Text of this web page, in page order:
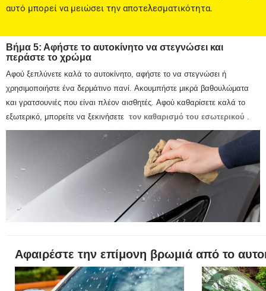
αυτό μπορεί να μειώσει την αποτελεσματικότητα.
Βήμα 5: Αφήστε το αυτοκίνητο να στεγνώσει και
περάστε το χρώμα
Αφού ξεπλύνετε καλά το αυτοκίνητο, αφήστε το να στεγνώσει ή
χρησιμοποιήστε ένα δερμάτινο πανί. Ακουμπήστε μικρά βαθουλώματα
και γρατσουνιές που είναι πλέον αισθητές. Αφού καθαρίσετε καλά το
εξωτερικό, μπορείτε να ξεκινήσετε τον καθαρισμό του εσωτερικού
Αφαιρέστε την επίμονη βρωμιά από το